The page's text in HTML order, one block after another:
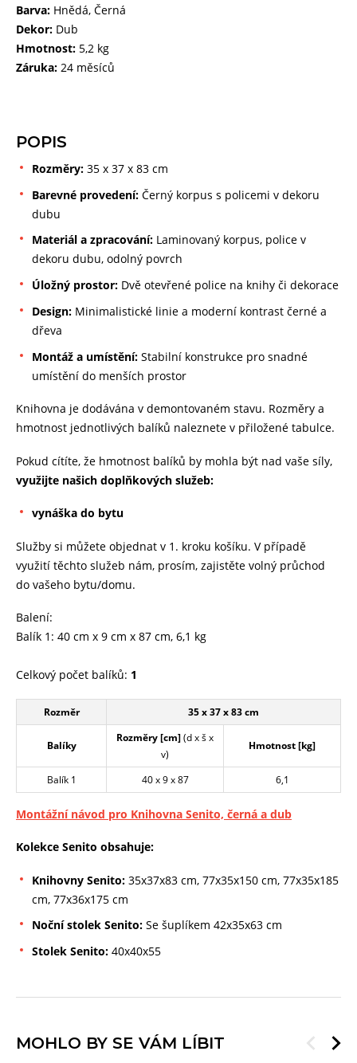
POPIS
Rozměry: 35 x 37 x 83 cm
Barevné provedení: Černý korpus s policemi v dekoru
dubu
Materiál a zpracování: Laminovaný korpus, police v
dekoru dubu, odolný povrch
Úložný prostor: Dvě otevřené police na knihy či dekorace
Design: Minimalistické linie a moderní kontrast černé a
dřeva
Montáž a umístění: Stabilní konstrukce pro snadné
umístění do menších prostor
Knihovna je dodávána v demontovaném stavu. Rozměry a
hmotnost jednotlivých balíků naleznete v přiložené tabulce.
Pokud cítíte, že hmotnost balíků by mohla být nad vaše síly,
využijte našich doplňkových služeb:
vynáška do bytu
Služby si můžete objednat v 1. kroku košíku. V případě
využití těchto služeb nám, prosím, zajistěte volný průchod
do vašeho bytu/domu.
Balení:
Balík 1: 40 cm x 9 cm x 87 cm, 6,1 kg
Celkový počet balíků: 1
Rozměr 35 x 37 x 83 cm
Balíky
Rozměry [cm](d x š x
v)
Hmotnost [kg]
Balík 1 40 x 9 x 87 6,1
Montážní návod pro Knihovna Senito, černá a dub
Kolekce Senito obsahuje:
Knihovny Senito: 35x37x83 cm, 77x35x150 cm, 77x35x185
cm, 77x36x175 cm
Noční stolek Senito: Se šuplíkem 42x35x63 cm
Stolek Senito: 40x40x55
Barva: Hnědá, Černá
Dekor: Dub
Hmotnost: 5,2 kg
Záruka: 24 měsíců
MOHLO BY SE VÁM LÍBIT